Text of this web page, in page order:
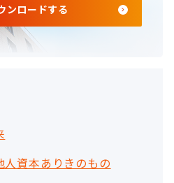
ンロードする
人資本ありきのもの